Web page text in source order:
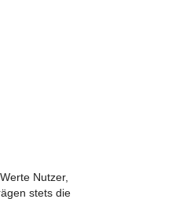
Nutzer,
stets die